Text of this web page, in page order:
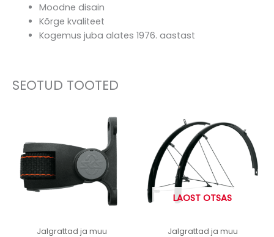
Moodne disain
Kõrge kvaliteet
Kogemus juba alates 1976. aastast
SEOTUD TOOTED
Jalgrattad ja muu
LAOST OTSAS
Jalgrattad ja muu